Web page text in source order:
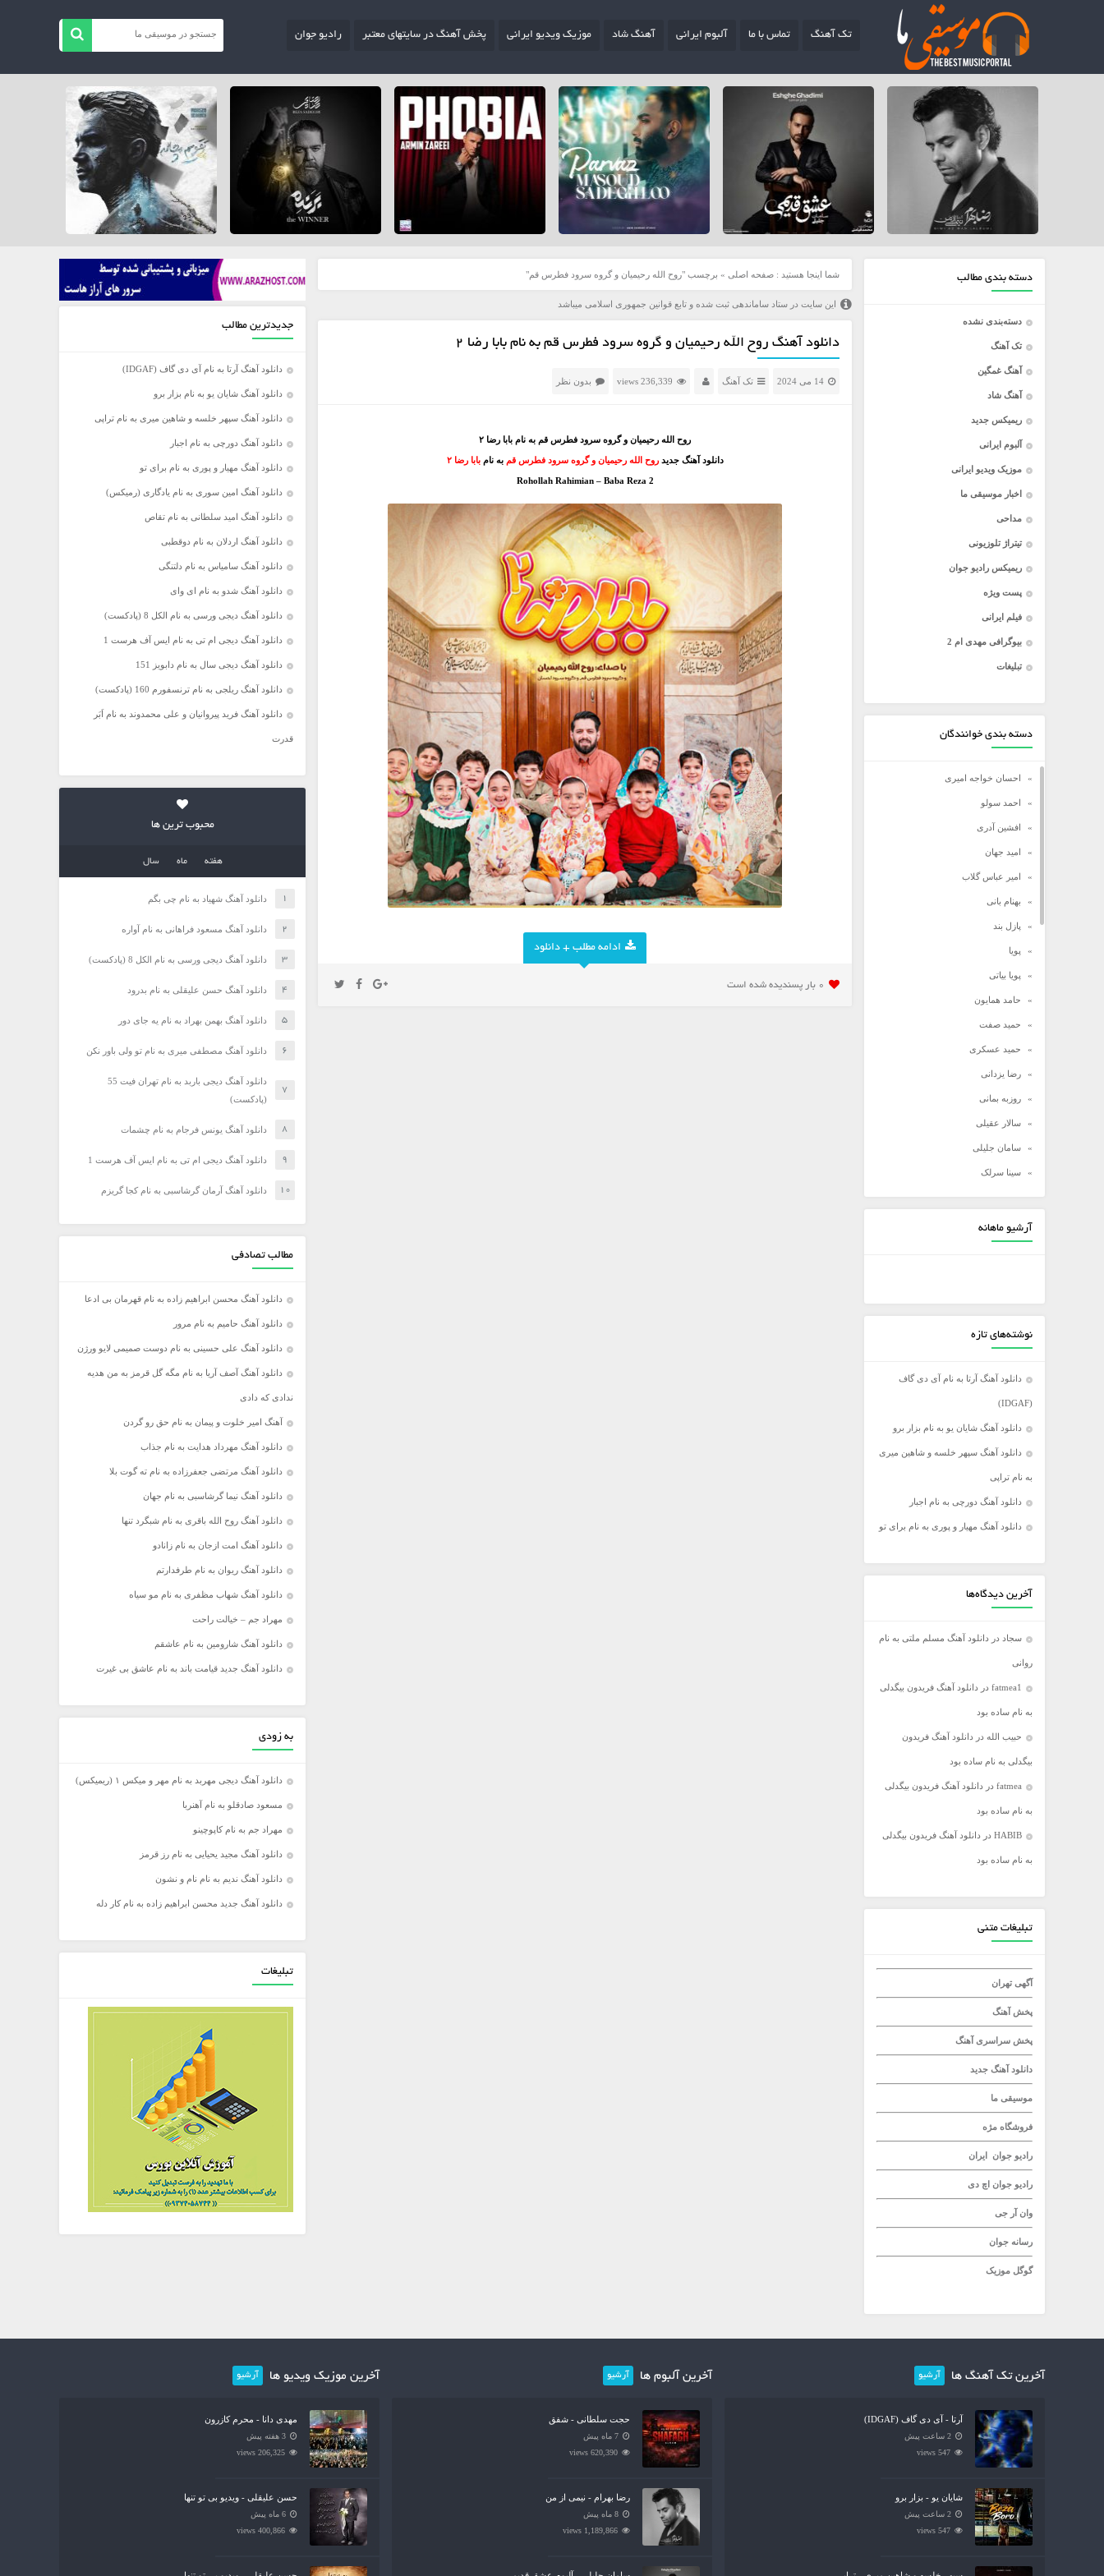
تک آهنگ تماس با ما آلبوم ایرانی آهنگ شاد موزیک ویدیو ایرانی پخش آهنگ در سایتهای معتبر رادیو جوان
دسته بندی مطالب
دسته‌بندی نشده
تک آهنگ
آهنگ غمگین
آهنگ شاد
ریمیکس جدید
آلبوم ایرانی
موزیک ویدیو ایرانی
اخبار موسیقی ما
مداحی
تیتراژ تلوزیونی
ریمیکس رادیو جوان
پست ویژه
فیلم ایرانی
بیوگرافی مهدی ام 2
تبلیغات
دسته بندی خوانندگان
احسان خواجه امیری
احمد سولو
افشین آدری
امید جهان
امیر عباس گلاب
بهنام بانی
پازل بند
پویا
پویا بیاتی
حامد همایون
حمید صفت
حمید عسکری
رضا یزدانی
روزبه بمانی
سالار عقیلی
سامان جلیلی
سینا سرلک
شادمهر عقیلی
مجید اخشابی
مجید خراطها
محسن چاووشی
محسن یگانه
محمد رضا گلزار
محمد علیزاده
مرتضی اشرفی
مرتضی سرمدی
مهدی جهانی
مهدی یغمایی
میثم ابراهیمی
میلاد راستاد
آرشیو ماهانه
نوشته‌های تازه
دانلود آهنگ آرتا به نام آی دی گاف
(IDGAF)
دانلود آهنگ شایان یو به نام بزار برو
دانلود آهنگ سپهر خلسه و شاهین میری
به نام تراپی
دانلود آهنگ دورچی به نام اجبار
دانلود آهنگ مهیار و پوری به نام برای تو
آخرین دیدگاه‌ها
سجاد در دانلود آهنگ مسلم ملتی به نام
روانی
fatmea1 در دانلود آهنگ فریدون بیگدلی
به نام ساده بود
حبیب الله در دانلود آهنگ فریدون
بیگدلی به نام ساده بود
fatmea در دانلود آهنگ فریدون بیگدلی
به نام ساده بود
HABIB در دانلود آهنگ فریدون بیگدلی
به نام ساده بود
تبلیغات متنی
آگهی تهران
پخش آهنگ
پخش سراسری آهنگ
دانلود آهنگ جدید
موسیقی ما
فروشگاه مژه
رادیو جوان ایران
رادیو جوان اچ دی
وان آر جی
رسانه جوان
گوگل موزیک
شما اینجا هستید : صفحه اصلی » برچسب "روح الله رحیمیان و گروه سرود فطرس قم"
این سایت در ستاد ساماندهی ثبت شده و تابع قوانین جمهوری اسلامی میباشد
دانلود آهنگ روح الله رحیمیان و گروه سرود فطرس قم به نام بابا رضا ۲
14 می 2024 تک آهنگ 236,339 views بدون نظر
روح الله رحیمیان و گروه سرود فطرس قم به نام بابا رضا ۲
دانلود آهنگ جدید روح الله رحیمیان و گروه سرود فطرس قم به نامبابا رضا ۲
Rohollah Rahimian – Baba Reza 2
ادامه مطلب + دانلود
0 بار پسنديده شده است
جدیدترین مطالب
دانلود آهنگ آرتا به نام آی دی گاف (IDGAF)
دانلود آهنگ شایان یو به نام بزار برو
دانلود آهنگ سپهر خلسه و شاهین میری به نام تراپی
دانلود آهنگ دورچی به نام اجبار
دانلود آهنگ مهیار و پوری به نام برای تو
دانلود آهنگ امین سوری به نام یادگاری (رمیکس)
دانلود آهنگ امید سلطانی به نام تقاص
دانلود آهنگ اردلان به نام دوقطبی
دانلود آهنگ سامیاس به نام دلتنگی
دانلود آهنگ شدو به نام ای وای
دانلود آهنگ دیجی ورسی به نام الکل 8 (پادکست)
دانلود آهنگ دیجی ام تی به نام ایس آف هرست 1
دانلود آهنگ دیجی سال به نام دابویز 151
دانلود آهنگ ریلجی به نام ترنسفورم 160 (پادکست)
دانلود آهنگ فرید پیروانیان و علی محمدوند به نام اَبَر
قدرت
محبوب ترین ها
هفته ماه سال
دانلود آهنگ شهیاد به نام چی بگم
دانلود آهنگ مسعود فراهانی به نام آواره
دانلود آهنگ دیجی ورسی به نام الکل 8 (پادکست)
دانلود آهنگ حسن علیقلی به نام بدرود
دانلود آهنگ بهمن بهراد به نام یه جای دور
دانلود آهنگ مصطفی میری به نام تو ولی باور نکن
دانلود آهنگ دیجی باربد به نام تهران فیت 55
(پادکست)
دانلود آهنگ یونس فرجام به نام چشمات
دانلود آهنگ دیجی ام تی به نام ایس آف هرست 1
دانلود آهنگ آرمان گرشاسبی به نام کجا گریزم
مطالب تصادفی
دانلود آهنگ محسن ابراهیم زاده به نام قهرمان بی ادعا
دانلود آهنگ حامیم به نام مرور
دانلود آهنگ علی حسینی به نام دوست صمیمی لایو ورژن
دانلود آهنگ آصف آریا به نام مگه گل قرمز به من هدیه
ندادی که دادی
آهنگ امیر خلوت و پیمان به نام حق رو گردن
دانلود آهنگ مهرداد هدایت به نام جذاب
دانلود آهنگ مرتضی جعفرزاده به نام ته گوت بلا
دانلود آهنگ نیما گرشاسبی به نام جهان
دانلود آهنگ روح الله باقری به نام شبگرد تنها
دانلود آهنگ امت ازجان به نام زانادو
دانلود آهنگ ریوان به نام طرفدارتم
دانلود آهنگ شهاب مظفری به نام مو سیاه
مهراد جم – خیالت راحت
دانلود آهنگ شارومین به نام عاشقم
دانلود آهنگ جدید قیامت باند به نام عاشق بی غیرت
به زودی
دانلود آهنگ دیجی مهربد به نام مهر و میکس ۱ (ریمیکس)
مسعود صادقلو به نام آهنربا
مهراد جم به نام کاپوچینو
دانلود آهنگ مجید یحیایی به نام رز قرمز
دانلود آهنگ ندیم به نام نام و نشون
دانلود آهنگ جدید محسن ابراهیم زاده به نام کار دله
تبلیغات
آخرین تک آهنگ ها آرشیو
آرتا - آی دی گاف (IDGAF)
2 ساعت پیش
547 views
شایان یو - بزار برو
2 ساعت پیش
547 views
آخرین آلبوم ها آرشیو
حجت سلطانی - شفق
7 ماه پیش
620,390 views
رضا بهرام - نیمی از من
8 ماه پیش
1,189,866 views
آخرین موزیک ویدیو ها آرشیو
مهدی دانا - محرم کازرون
3 هفته پیش
206,325 views
حسن علیقلی - ویدیو بی تو تنها
6 ماه پیش
400,866 views